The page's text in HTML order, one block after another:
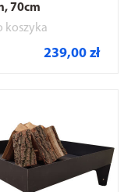
70cm
koszyka
239,00 zł